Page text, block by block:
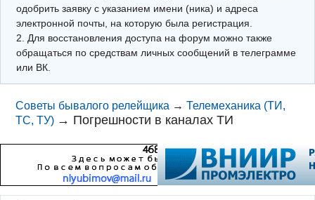
Телеграм
одобрить заявку с указанием имени (ника) и адреса
электронной почты, на которую была регистрация.
2. Для восстановления доступа на форум можно также
обращаться по средствам личных сообщений в телеграмме
или ВК.
Советы бывалого релейщика →Телемеханика (ТИ,
ТС, ТУ) → Погрешности в каналах ТИ